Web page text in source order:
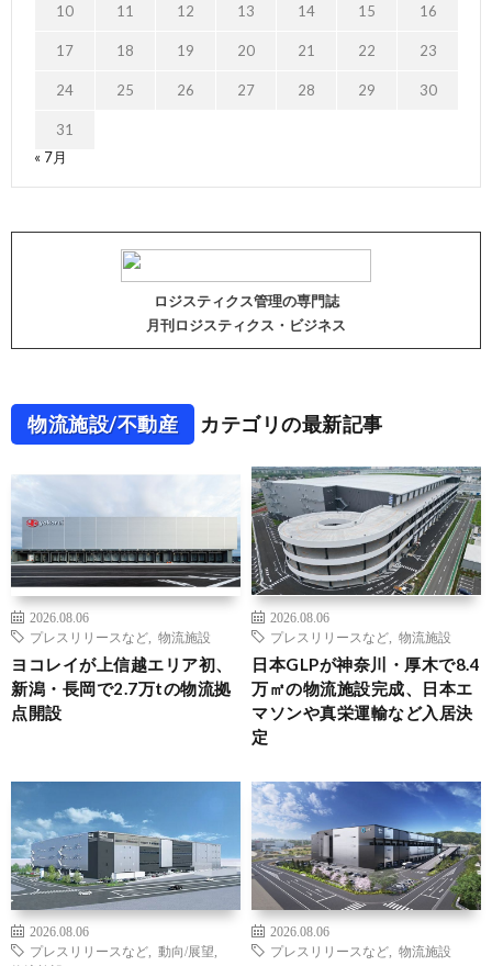
10 11 12 13 14 15 16
17 18 19 20 21 22 23
24 25 26 27 28 29 30
31
« 7月
ロジスティクス管理の専門誌
月刊ロジスティクス・ビジネス
物流施設/不動産 カテゴリの最新記事
2026.08.06
プレスリリースなど
物流施設
ヨコレイが上信越エリア初、
新潟・長岡で2.7万tの物流拠
点開設
2026.08.06
プレスリリースなど
物流施設
日本GLPが神奈川・厚木で8.4
万㎡の物流施設完成、日本エ
マソンや真栄運輸など入居決
定
2026.08.06
プレスリリースなど
動向/展望
2026.08.06
プレスリリースなど
物流施設